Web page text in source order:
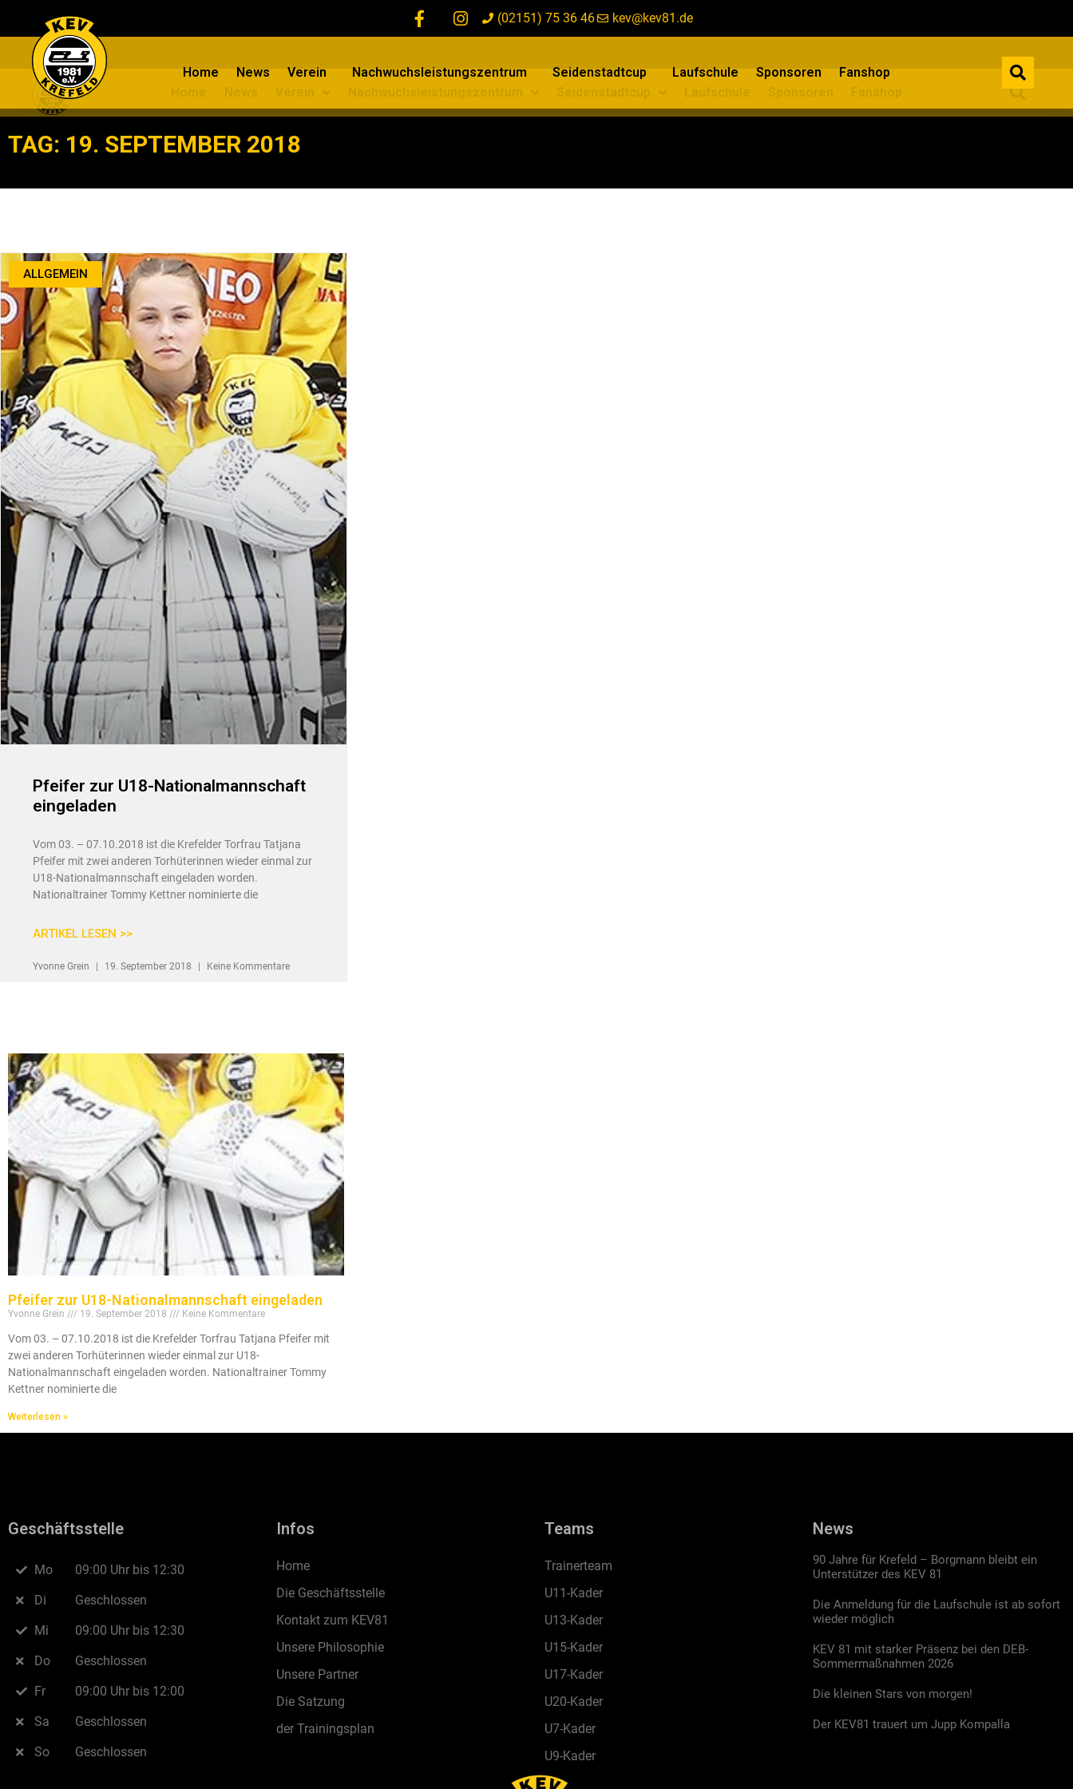
(02151) 75 36 46 kev@kev81.de
Home News Verein Nachwuchsleistungszentrum Seidenstadtcup Laufschule​ Sponsoren
Fanshop
TAG: 19. SEPTEMBER 2018
ALLGEMEIN
Pfeifer zur U18-Nationalmannschaft
eingeladen
Vom 03. – 07.10.2018 ist die Krefelder Torfrau Tatjana
Pfeifer mit zwei anderen Torhüterinnen wieder einmal zur
U18-Nationalmannschaft eingeladen worden.
Nationaltrainer Tommy Kettner nominierte die
ARTIKEL LESEN >>
Yvonne Grein 19. September 2018 Keine Kommentare
Pfeifer zur U18-Nationalmannschaft eingeladen
Yvonne Grein 19. September 2018 Keine Kommentare
Vom 03. – 07.10.2018 ist die Krefelder Torfrau Tatjana Pfeifer mit
zwei anderen Torhüterinnen wieder einmal zur U18-
Nationalmannschaft eingeladen worden. Nationaltrainer Tommy
Kettner nominierte die
Weiterlesen »
Geschäftsstelle
Mo
Di
Mi
Do
Fr
Sa
So
09:00 Uhr bis 12:30
Geschlossen
09:00 Uhr bis 12:30
Geschlossen
09:00 Uhr bis 12:00
Geschlossen
Geschlossen
Infos
Home
Die Geschäftsstelle
Kontakt zum KEV81
Unsere Philosophie
Unsere Partner
Die Satzung
der Trainingsplan
Teams
Trainerteam
U11-Kader
U13-Kader
U15-Kader
U17-Kader
U20-Kader
U7-Kader
U9-Kader
News
90 Jahre für Krefeld – Borgmann bleibt ein
Unterstützer des KEV 81
Die Anmeldung für die Laufschule ist ab sofort
wieder möglich
KEV 81 mit starker Präsenz bei den DEB-
Sommermaßnahmen 2026
Die kleinen Stars von morgen!
Der KEV81 trauert um Jupp Kompalla